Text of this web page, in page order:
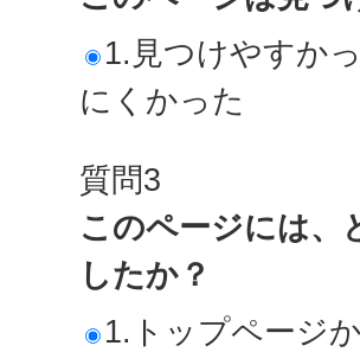
1.見つけやすか
にくかった
質問3
このページには、
したか？
1.トップページ